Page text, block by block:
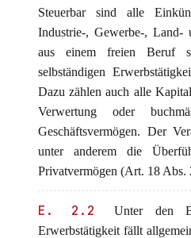
Steuerbar sind alle
Industrie-, Gewerbe-, Land-
aus einem freien Beruf
selbständigen
Dazu zählen auch alle
Verwertung oder
Geschäftsvermögen. Der
unter anderem die
Privatvermögen (Art. 18 Abs.
E. 2.2
Unter den
Erwerbstätigkeit fällt